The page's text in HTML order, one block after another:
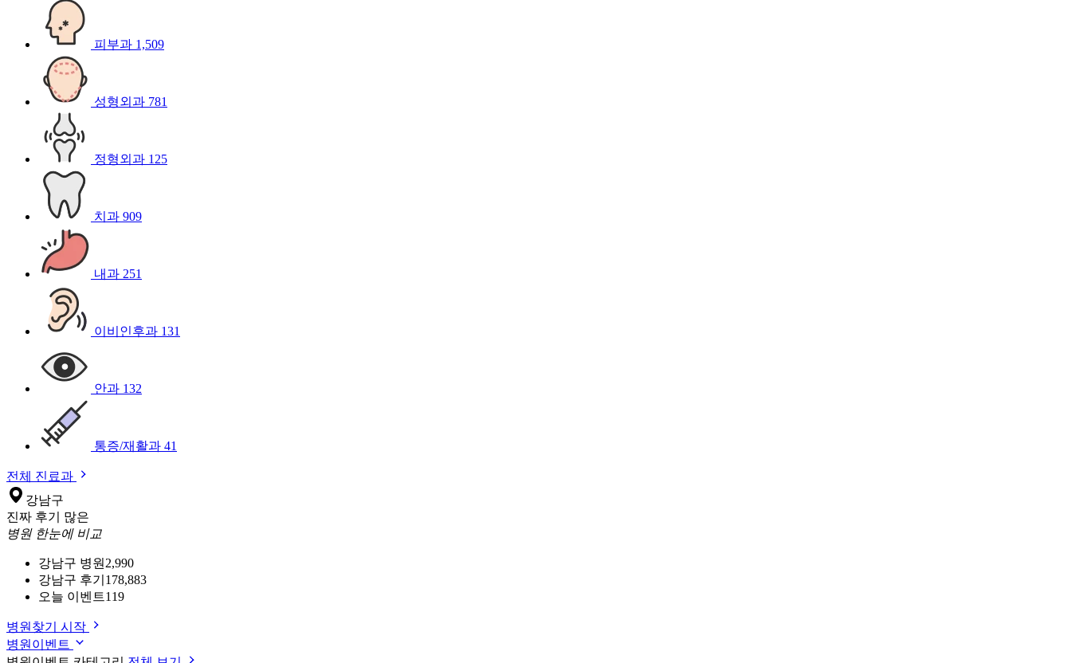
피부과 1,509
성형외과 781
정형외과 125
치과 909
내과 251
이비인후과 131
안과 132
통증/재활과 41
전체 진료과
강남구
진짜 후기 많은
병원 한눈에 비교
강남구 병원 2,990
강남구 후기 178,883
오늘 이벤트119
병원찾기 시작
병원이벤트